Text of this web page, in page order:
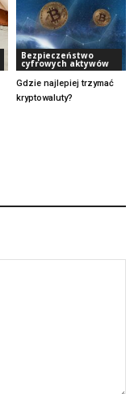
Bezpieczeństwo
cyfrowych aktywów
Gdzie najlepiej trzymać
kryptowaluty?